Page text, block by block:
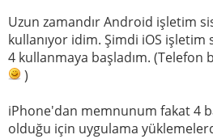
Uzun zamandır Android işletim
kullanıyor idim. Şimdi iOS
4 kullanmaya başladım. (Telefon
)
iPhone'dan memnunum fakat 4
olduğu için uygulama